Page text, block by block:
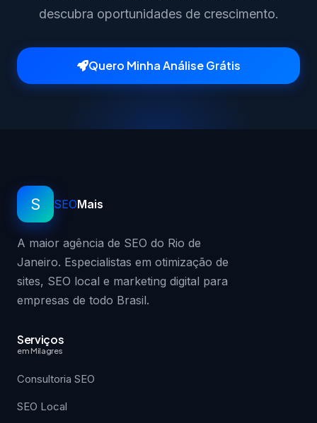
descubra oportunidades de crescimento.
Quero Minha Análise Grátis
S SEOMais
A maior agência de SEO do Rio de
Janeiro. Especialistas em otimização de
sites, SEO local e marketing digital para
empresas de todo Brasil.
Serviços
em Milagres
Consultoria SEO
SEO Local